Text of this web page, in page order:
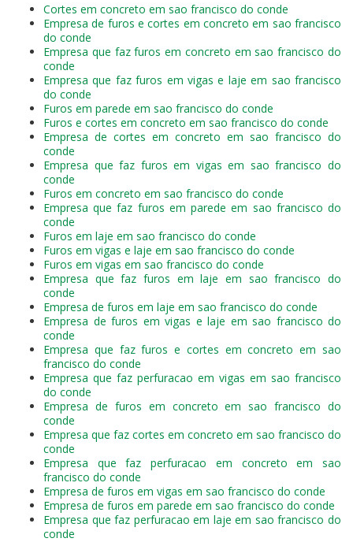
Cortes em concreto em sao francisco do conde
Empresa de furos e cortes em concreto em sao francisco
do conde
Empresa que faz furos em concreto em sao francisco do
conde
Empresa que faz furos em vigas e laje em sao francisco
do conde
Furos em parede em sao francisco do conde
Furos e cortes em concreto em sao francisco do conde
Empresa de cortes em concreto em sao francisco do
conde
Empresa que faz furos em vigas em sao francisco do
conde
Furos em concreto em sao francisco do conde
Empresa que faz furos em parede em sao francisco do
conde
Furos em laje em sao francisco do conde
Furos em vigas e laje em sao francisco do conde
Furos em vigas em sao francisco do conde
Empresa que faz furos em laje em sao francisco do
conde
Empresa de furos em laje em sao francisco do conde
Empresa de furos em vigas e laje em sao francisco do
conde
Empresa que faz furos e cortes em concreto em sao
francisco do conde
Empresa que faz perfuracao em vigas em sao francisco
do conde
Empresa de furos em concreto em sao francisco do
conde
Empresa que faz cortes em concreto em sao francisco do
conde
Empresa que faz perfuracao em concreto em sao
francisco do conde
Empresa de furos em vigas em sao francisco do conde
Empresa de furos em parede em sao francisco do conde
Empresa que faz perfuracao em laje em sao francisco do
conde